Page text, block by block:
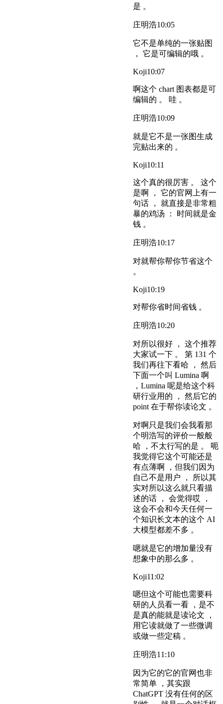
是 。
庄明浩10:05
它不是单纯的一张贴图
， 它是可编辑的哦 。
Koji10:07
啊这个 chart 图表都是可
编辑的 。 哇 。
庄明浩10:09
就是它不是一张图生成
完贴出来的 。
Koji10:11
这个真的很厉害 。 这个
是啊 ， 它的官网上有一
句话 ， 就直接是非常粗
暴的鸡汤 ： 时间就是金
钱 。
庄明浩10:17
对就帮你帮你节省这个
。
Koji10:19
对帮你省时间省钱 。
庄明浩10:20
对所以很好 ， 这个推荐
大家试一下 。 第 131 个
我们再往下看哈 ， 然后
下面一个叫 Lumina 啊
，Lumina 呢是给这个科
研行业用的 ， 然后它的
point 在于帮你读论文 。
对啊只是我们会我看那
个明浩写的评价一般般
哈 ，不太行写的是 。 呃
我觉得它这个可能还是
有点薄啊 ，但我们因为
自己不是用户 ， 所以其
实对所以这么就只看描
述的话 ， 会觉得哎 ，
这会不会和今天任何一
个知识长文本的这个 AI
大模型都差不多 。
嗯就是它的增加量没有
想象中的那么多 。
Koji11:02
嗯但这个可能也需要科
研的人员看一看 ，是不
是真的能就是读论文 ，
用它读就做了一些微调
或做一些定稿 。
庄明浩11:10
因为它的它的官网也非
常简单 ，其实跟
ChatGPT 没有任何的区